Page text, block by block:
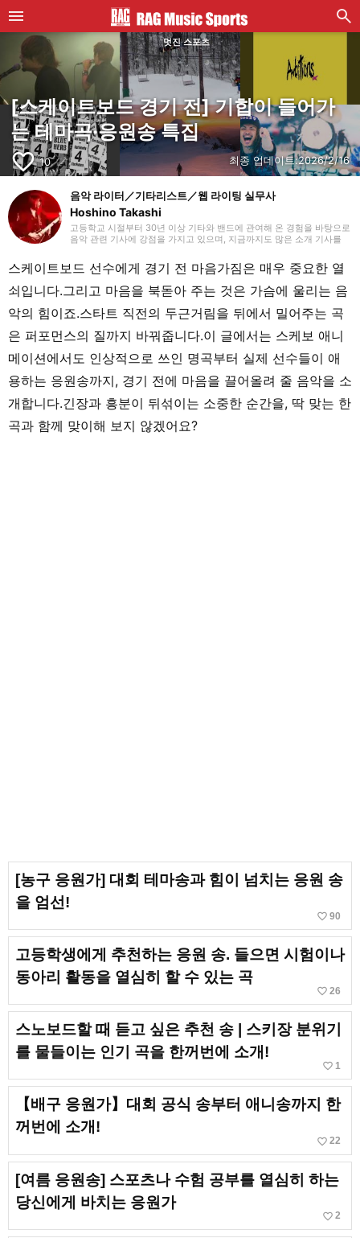
멋진 스포츠
[스케이트보드 경기 전] 기합이 들어가
는 테마곡·응원송 특집
favorite_border 10 최종 업데이트:2026/2/16
음악 라이터／기타리스트／웹 라이팅 실무사
Hoshino Takashi
고등학교 시절부터 30년 이상 기타와 밴드에 관여해 온 경험을 바탕으로
음악 관련 기사에 강점을 가지고 있으며, 지금까지도 많은 소개 기사를
장르를 선호하지만, 국내외를 가리지 않고 매일 다양한 장르에 귀 기울이
도록 하고 있습니다. 2018년부터 프리랜서 라이터로 활동을 시작했으며,
웹 라이팅 실무 자격을 보유하고 있습니다. 또한 라이팅 외에도 영상 편
집을 공부하고 있습니다. 개인적으로는 초등학생 자녀를 돌보고 있으며,
파쿠르와 댄스 등 학원 활동을 챙기면서 지내고 있습니다.
스케이트보드 선수에게 경기 전 마음가짐은 매우 중요한 열
쇠입니다.그리고 마음을 북돋아 주는 것은 가슴에 울리는 음
악의 힘이죠.스타트 직전의 두근거림을 뒤에서 밀어주는 곡
은 퍼포먼스의 질까지 바꿔줍니다.이 글에서는 스케보 애니
메이션에서도 인상적으로 쓰인 명곡부터 실제 선수들이 애
용하는 응원송까지, 경기 전에 마음을 끌어올려 줄 음악을 소
개합니다.긴장과 흥분이 뒤섞이는 소중한 순간을, 딱 맞는 한
곡과 함께 맞이해 보지 않겠어요?
[농구 응원가] 대회 테마송과 힘이 넘치는 응원 송
을 엄선!
favorite_border 90
고등학생에게 추천하는 응원 송. 들으면 시험이나
동아리 활동을 열심히 할 수 있는 곡
favorite_border 26
스노보드할 때 듣고 싶은 추천 송 | 스키장 분위기
를 물들이는 인기 곡을 한꺼번에 소개!
favorite_border 1
【배구 응원가】대회 공식 송부터 애니송까지 한
꺼번에 소개!
favorite_border 22
[여름 응원송] 스포츠나 수험 공부를 열심히 하는
당신에게 바치는 응원가
favorite_border 2